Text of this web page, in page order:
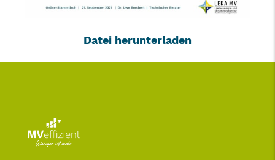
Datei herunterladen